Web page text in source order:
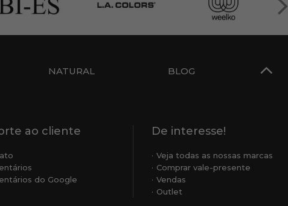
NATURAL BLOG
ao cliente
do Google
De interesse!
Veja todas as nossas marcas
Comprar vale-presente
Vendas
Outlet